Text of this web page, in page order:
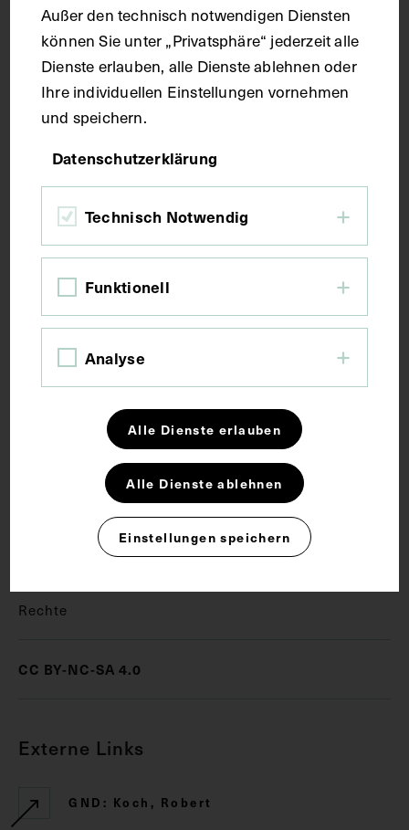
Technik
Druck
Bildmaß 24,6 x 15,7 cm
Kurzbeschreibung
Auszug aus: Galerie hervorragender Ärzte und
Naturforscher, in: Beilage zur Münchener
medizinischen Wochenschrift, München 1910, Bl.
Schlagwörter
Bakteriologe
Innere Medizin
Nobelpreis für Medizin
Rechte
CC BY-NC-SA 4.0
Externe Links
GND: Koch, Robert
Außer den technisch notwendigen Diensten
können Sie unter „Privatsphäre“ jederzeit alle
Dienste erlauben, alle Dienste ablehnen oder
Ihre individuellen Einstellungen vornehmen
und speichern.
Datenschutzerklärung
Technisch Notwendig
Funktionell
Analyse
Alle Dienste erlauben
Alle Dienste ablehnen
Einstellungen speichern